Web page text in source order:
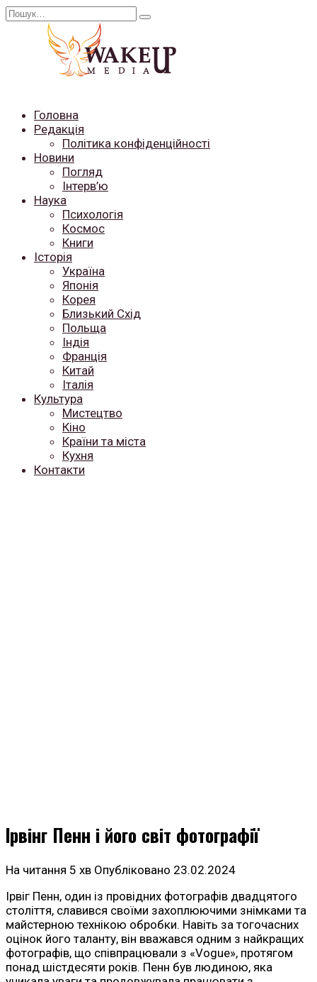
Перейти
Search
Головна
Редакція
Політика конфіденційності
Новини
Погляд
Інтерв’ю
Наука
Психологія
Космос
Книги
Історія
Україна
Японія
Корея
Близький Схід
Польща
Індія
Франція
Китай
Італія
Культура
Мистецтво
Кіно
Країни та міста
Кухня
Контакти
Ірвінг Пенн і його світ фотографії
На читання 5 хв Опубліковано 23.02.2024
Ірвіг Пенн, один із провідних фотографів двадцятого
століття, славився своїми захоплюючими знімками та
майстерною технікою обробки. Навіть за тогочасних
оцінок його таланту, він вважався одним з найкращих
фотографів, що співпрацювали з «Vogue», протягом
понад шістдесяти років. Пенн був людиною, яка